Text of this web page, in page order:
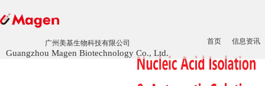
广州美基生物科技有限公司
Guangzhou Magen Biotechnology Co., Ltd.
首页 信息资讯